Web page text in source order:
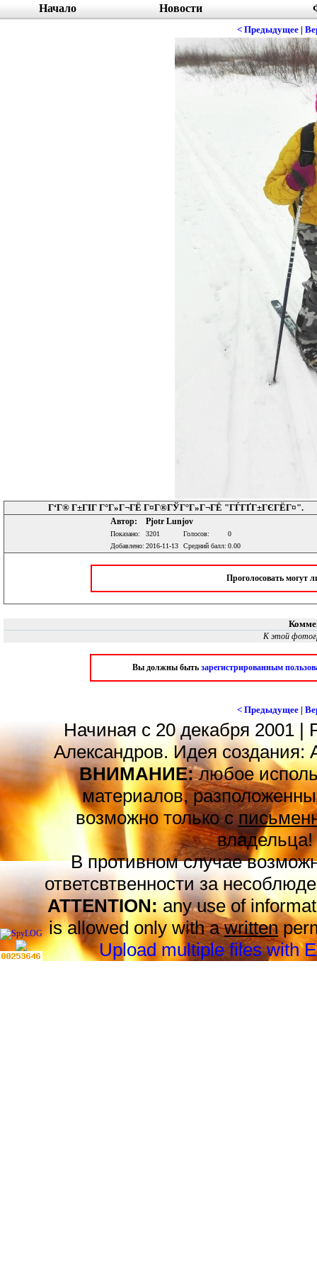
Начало Новости
< Предыдущее |
Г‘Г® Г±ГІГ Г°Г»Г¬ГЁ Г¤Г®ГЎГ°Г»Г¬ГЁ "ГЃГҐГ±ГЄГЁГ¤".
Автор: Pjotr Lunjov
Показано: 3201 Голосов:
0
Добавлено: 2016-11-13 Средний балл: 0.00
Проголосовать могут
К этой
Вы должны быть зарегистрированным
< Предыдущее |
Начиная с 20 декабря 2001 |
Александров. Идея создания:
ВНИМАНИЕ:любое
материалов,
возможно только с
владельца!
В противном случае
ответсвтвенности за
ATTENTION:any use of
is allowed only with awritten
Upload multiple files with